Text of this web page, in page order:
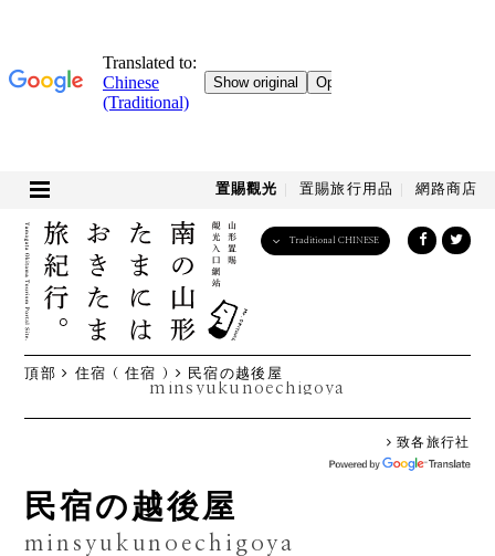
置賜觀光 置賜旅行用品 網路商店
Traditional CHINESE
頂部 住宿 ( 住宿 ) 民宿の越後屋
minsyukunoechigoya
致各旅行社
民宿の越後屋
minsyukunoechigoya